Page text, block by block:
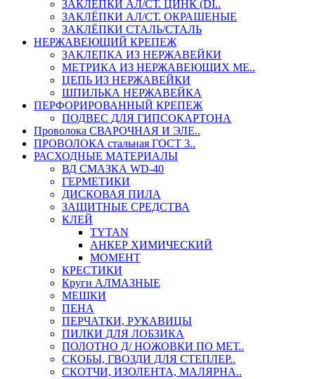
ЗАКЛЁПКИ АЛ/СТ. ЦИНК (DI..
ЗАКЛЁПКИ АЛ/СТ. ОКРАШЕНЫЕ
ЗАКЛЁПКИ СТАЛЬ/СТАЛЬ
НЕРЖАВЕЮЩИЙ КРЕПЕЖ
ЗАКЛЕПКА ИЗ НЕРЖАВЕЙКИ
МЕТРИКА ИЗ НЕРЖАВЕЮЩИХ МЕ..
ЦЕПЬ ИЗ НЕРЖАВЕЙКИ
ШПИЛЬКА НЕРЖАВЕЙКА
ПЕРФОРИРОВАННЫЙ КРЕПЕЖ
ПОДВЕС ДЛЯ ГИПСОКАРТОНА
Проволока СВАРОЧНАЯ И ЭЛЕ..
ПРОВОЛОКА стальная ГОСТ 3..
РАСХОДНЫЕ МАТЕРИАЛЫ
ВД СМАЗКА WD-40
ГЕРМЕТИКИ
ДИСКОВАЯ ПИЛА
ЗАЩИТНЫЕ СРЕДСТВА
КЛЕЙ
TYTAN
АНКЕР ХИМИЧЕСКИЙ
МОМЕНТ
КРЕСТИКИ
Круги АЛМАЗНЫЕ
МЕШКИ
ПЕНА
ПЕРЧАТКИ, РУКАВИЦЫ
ПИЛКИ ДЛЯ ЛОБЗИКА
ПОЛОТНО Д/ НОЖОВКИ ПО МЕТ..
СКОБЫ, ГВОЗДИ ДЛЯ СТЕПЛЕР..
СКОТЧИ, ИЗОЛЕНТА, МАЛЯРНА..